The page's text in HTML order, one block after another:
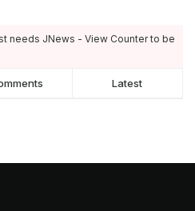
needs JNews - View Counter to be
Latest